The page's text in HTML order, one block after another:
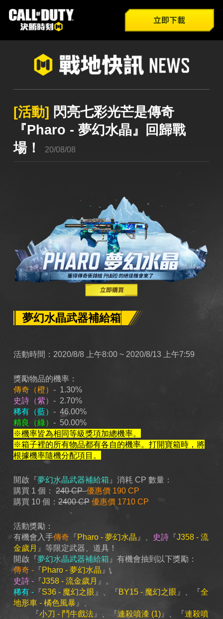
全部
新品
遊戲介紹
新兵特訓
官方FB
巴哈姆特
[活動] 閃亮七彩光芒是傳奇
『Pharo - 夢幻水晶』回歸戰
場！
20/08/08
夢幻水晶武器補給箱
活動時間：2020/8/8 上午8:00 ~ 2020/8/13 上午7:59
獎勵物品的機率：
傳奇（橙） - 1.30%
史詩（紫） - 2.70%
稀有（藍） - 46.00%
精良（綠） - 50.00%
※機率皆為相同等級獎項加總機率。
※箱子裡的所有物品都有各自的機率。打開寶箱時，將
根據機率隨機分配項目。
開啟『夢幻水晶武器補給箱 』消耗 CP 數量：
購買 1 個： 240 CP優惠價 190 CP
購買 10 個： 2400 CP 優惠價 1710 CP
活動獎勵：
有機會入手傳奇『Pharo - 夢幻水晶 』、 史詩『J358 - 流
金歲月 』等限定武器、道具！
開啟『夢幻水晶武器補給箱 』有機會抽到以下獎勵：
傳奇 -『Pharo - 夢幻水晶 』。
史詩 -『J358 - 流金歲月 』。
稀有 -『S36 - 魔幻之眼 』、『BY15 - 魔幻之眼 』、『全
地形車 - 橘色風暴 』、
『小刀 - 鬥牛戲法』、『連殺噴漆 (1)』、『連殺噴